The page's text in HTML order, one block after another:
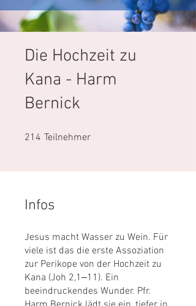
Die Hochzeit zu
Kana - Harm
Bernick
214 Teilnehmer
Infos
Jesus macht Wasser zu Wein. Für
viele ist das die erste Assoziation
zur Perikope von der Hochzeit zu
Kana (Joh 2,1‒11). Ein
beeindruckendes Wunder. Pfr.